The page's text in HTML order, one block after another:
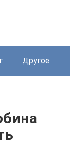
Другое